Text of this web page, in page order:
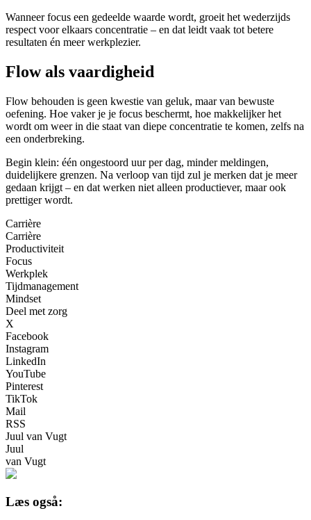
Wanneer focus een gedeelde waarde wordt, groeit het wederzijds
respect voor elkaars concentratie – en dat leidt vaak tot betere
resultaten én meer werkplezier.
Flow als vaardigheid
Flow behouden is geen kwestie van geluk, maar van bewuste
oefening. Hoe vaker je je focus beschermt, hoe makkelijker het
wordt om weer in die staat van diepe concentratie te komen, zelfs na
een onderbreking.
Begin klein: één ongestoord uur per dag, minder meldingen,
duidelijkere grenzen. Na verloop van tijd zul je merken dat je meer
gedaan krijgt – en dat werken niet alleen productiever, maar ook
prettiger wordt.
Carrière
Carrière
Productiviteit
Focus
Werkplek
Tijdmanagement
Mindset
Deel met zorg
X
Facebook
Instagram
LinkedIn
YouTube
Pinterest
TikTok
Mail
RSS
Juul van Vugt
Juul
van Vugt
Læs også: